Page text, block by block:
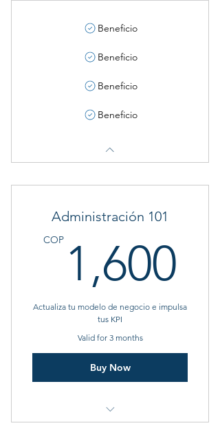
Beneficio
Beneficio
Beneficio
Beneficio
Administración 101
COP 1,600
Actualiza tu modelo de negocio e impulsa
tus KPI
Valid for 3 months
Buy Now